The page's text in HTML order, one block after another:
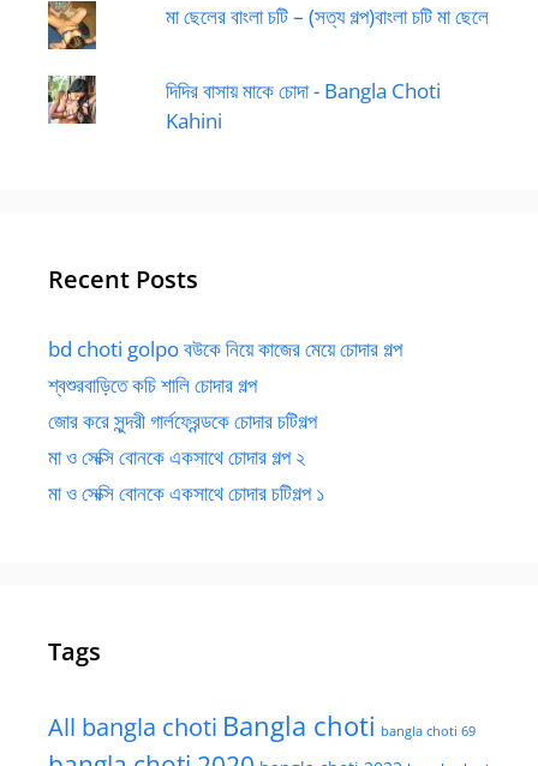
মা ছেলের বাংলা চটি – (সত্য গল্প)বাংলা চটি মা ছেলে
দিদির বাসায় মাকে চোদা - Bangla Choti
Kahini
Recent Posts
bd choti golpo বউকে নিয়ে কাজের মেয়ে চোদার গল্প
শ্বশুরবাড়িতে কচি শালি চোদার গল্প
জোর করে সুন্দরী গার্লফ্রেন্ডকে চোদার চটিগল্প
মা ও সেক্সি বোনকে একসাথে চোদার গল্প ২
মা ও সেক্সি বোনকে একসাথে চোদার চটিগল্প ১
Tags
All bangla choti Bangla choti bangla choti 69